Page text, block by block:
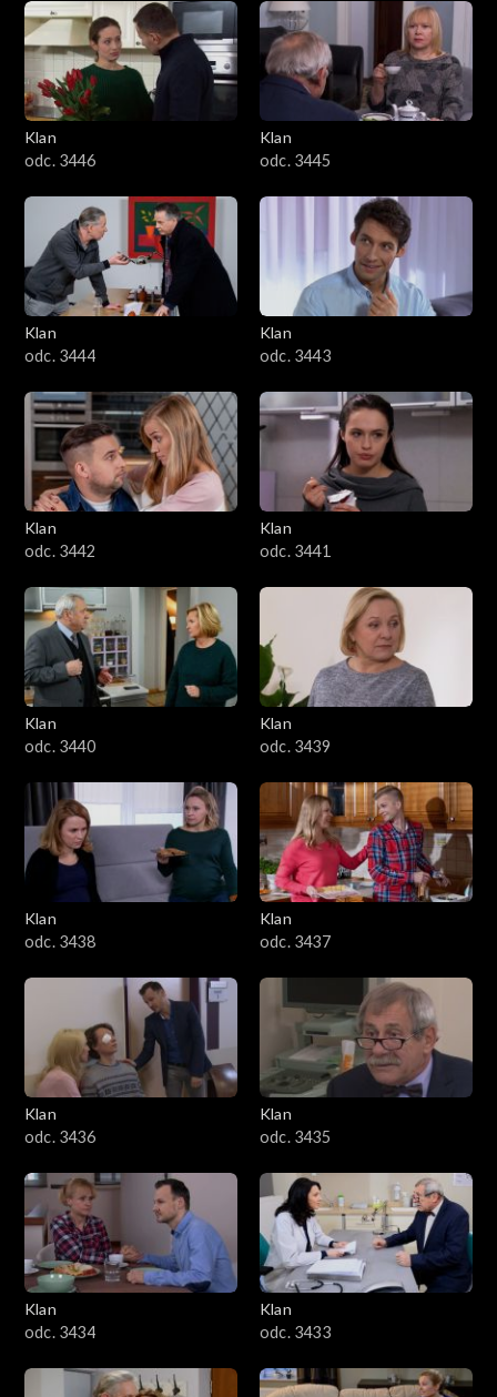
Klan
odc. 3446
Klan
odc. 3445
Klan
odc. 3444
Klan
odc. 3443
Klan
odc. 3442
Klan
odc. 3441
Klan
odc. 3440
Klan
odc. 3439
Klan
odc. 3438
Klan
odc. 3437
Klan
odc. 3436
Klan
odc. 3435
Klan
odc. 3434
Klan
odc. 3433